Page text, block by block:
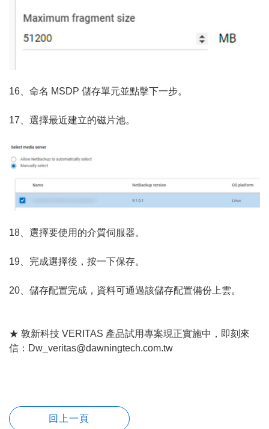
16、命名 MSDP 儲存單元並點擊下一步。
17、選擇最近建立的磁片池。
18、選擇要使用的介質伺服器。
19、完成選擇後，按一下保存。
20、儲存配置完成，資料可通過該儲存配置備份上雲。
★ 敦新科技 VERITAS 產品試用專案現正實施中，即刻來
信：Dw_veritas@dawningtech.com.tw